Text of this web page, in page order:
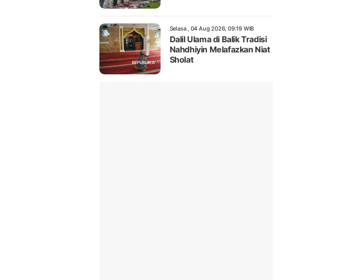
Selasa , 04 Aug 2026, 09:19 WIB
Dalil Ulama di Balik Tradisi
Nahdhiyin Melafazkan Niat
Sholat